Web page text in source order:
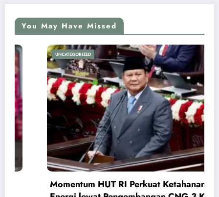
You May Have Missed
UNCATEGORIZED
Momentum HUT RI Perkuat Ketahanan